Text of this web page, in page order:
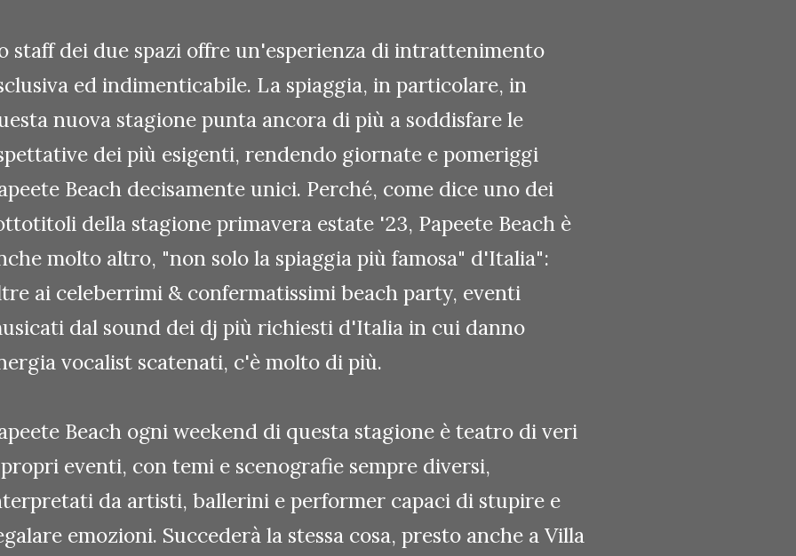
staff dei due spazi offre un'esperienza di intrattenimento
ed indimenticabile. La spiaggia, in particolare, in
nuova stagione punta ancora di più a soddisfare le
dei più esigenti, rendendo giornate e pomeriggi
Beach decisamente unici. Perché, come dice uno dei
della stagione primavera estate '23, Papeete Beach è
molto altro, "non solo la spiaggia più famosa" d'Italia":
ai celeberrimi & confermatissimi beach party, eventi
dal sound dei dj più richiesti d'Italia in cui danno
vocalist scatenati, c'è molto di più.
Beach ogni weekend di questa stagione è teatro di veri
eventi, con temi e scenografie sempre diversi,
da artisti, ballerini e performer capaci di stupire e
emozioni. Succederà la stessa cosa, presto anche a Villa